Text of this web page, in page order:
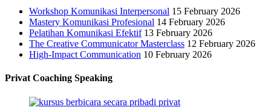
Workshop Komunikasi Interpersonal 15 February 2026
Mastery Komunikasi Profesional 14 February 2026
Pelatihan Komunikasi Efektif 13 February 2026
The Creative Communicator Masterclass 12 February 2026
High-Impact Communication 10 February 2026
Privat Coaching Speaking